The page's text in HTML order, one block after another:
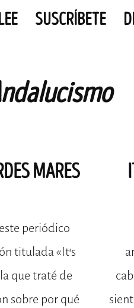
SUSCRÍBETE
MARES
periódico
titulada «It’s
que traté de
sobre por qué